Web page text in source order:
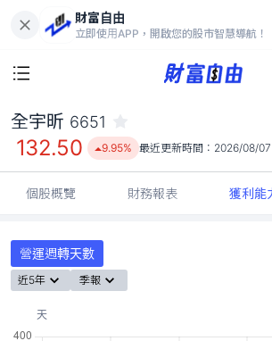
財富自由
立即使用APP，開啟您的股市智慧導航！
132.50
9.95%
全宇昕 6651
132.50 9.95% 最近更新時間： 2026/08/
個股概覽 財務報表 獲利能
營運週轉天數
近5年 季報